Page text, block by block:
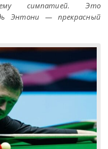
симпатией. Это
Энтони — прекрасный